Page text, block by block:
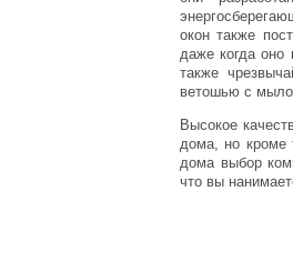
окон также
даже когда оно
также
ветошью с
Высокое
дома, но кроме
дома выбор
что вы